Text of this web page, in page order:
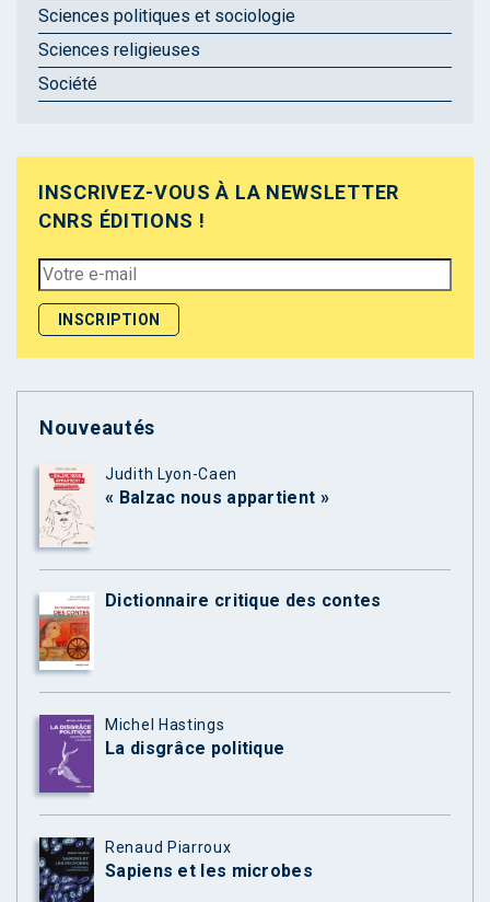
Sciences politiques et sociologie
Sciences religieuses
Société
INSCRIVEZ-VOUS À LA NEWSLETTER
CNRS ÉDITIONS !
Nouveautés
Judith Lyon-Caen
« Balzac nous appartient »
Dictionnaire critique des contes
Michel Hastings
La disgrâce politique
Renaud Piarroux
Sapiens et les microbes